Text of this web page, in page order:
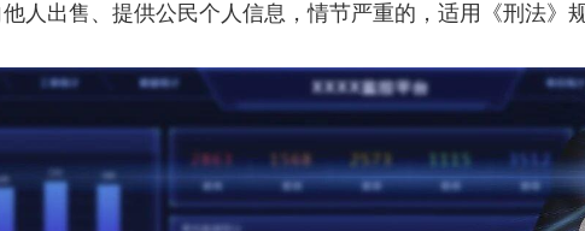
人出售、提供公民个人信息，情节严重的，适用《刑法》